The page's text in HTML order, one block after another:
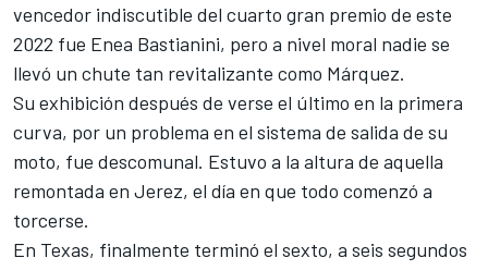
vencedor indiscutible del cuarto gran premio de este
2022 fue Enea Bastianini, pero a nivel moral nadie se
llevó un chute tan revitalizante como Márquez.
Su exhibición después de verse el último en la primera
curva, por un problema en el sistema de salida de su
moto, fue descomunal. Estuvo a la altura de aquella
remontada en Jerez, el día en que todo comenzó a
torcerse.
En Texas, finalmente terminó el sexto, a seis segundos